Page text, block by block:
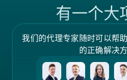
有一个大
我们的代理专家随时可以帮
的正确解决方